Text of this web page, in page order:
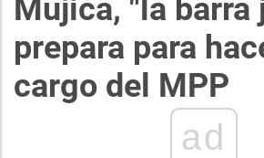
Mujica, "la barra
prepara para
cargo del MPP
ad